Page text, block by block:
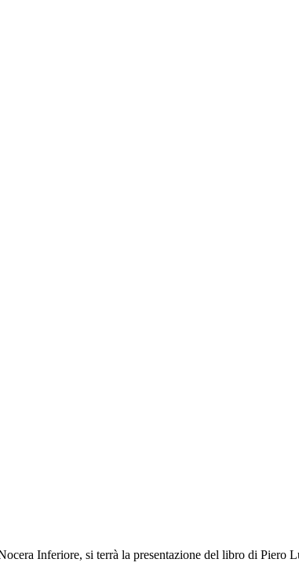
Inferiore, si terrà la presentazione del libro di